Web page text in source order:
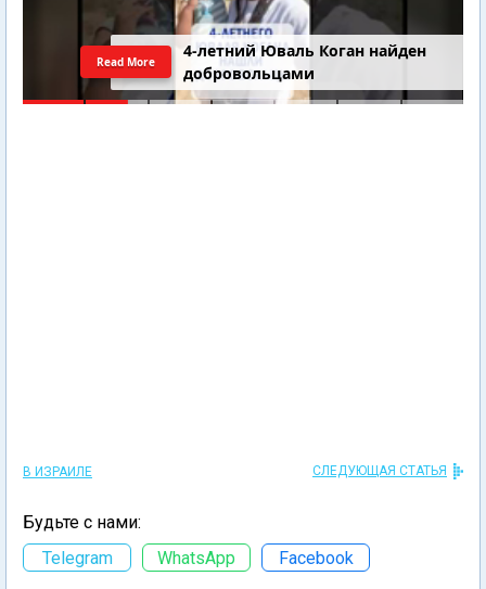
4-летний Юваль Коган найден
добровольцами
Read More
В ИЗРАИЛЕ СЛЕДУЮЩАЯ СТАТЬЯ
Будьте с нами:
Telegram
WhatsApp Facebook